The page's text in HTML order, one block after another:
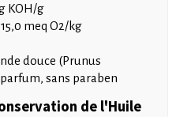
KOH/g
meq O2/kg
douce (Prunus
sans paraben
de l'Huile